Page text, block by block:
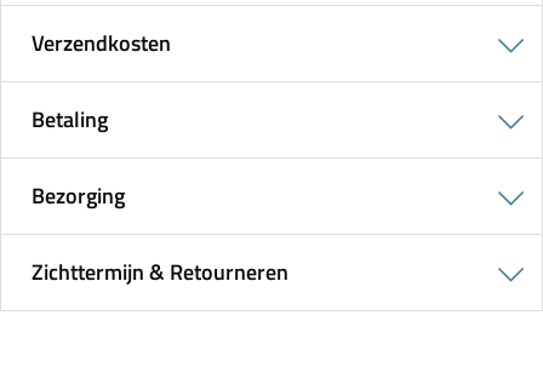
Verzendkosten
Betaling
Bezorging
Zichttermijn & Retourneren